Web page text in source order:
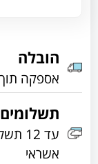
הובלה
אספקה תוך 5 ימי עסקים*
תשלומים
עד
אשראי